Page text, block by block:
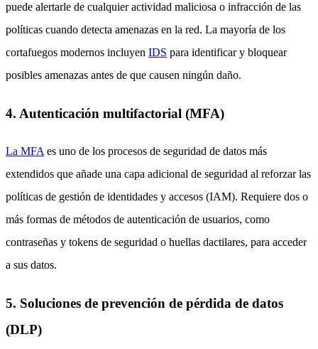
puede alertarle de cualquier actividad maliciosa o infracción de las
políticas cuando detecta amenazas en la red. La mayoría de los
cortafuegos modernos incluyen IDS para identificar y bloquear
posibles amenazas antes de que causen ningún daño.
4. Autenticación multifactorial (MFA)
La MFA es uno de los procesos de seguridad de datos más
extendidos que añade una capa adicional de seguridad al reforzar las
políticas de gestión de identidades y accesos (IAM). Requiere dos o
más formas de métodos de autenticación de usuarios, como
contraseñas y tokens de seguridad o huellas dactilares, para acceder
a sus datos.
5. Soluciones de prevención de pérdida de datos
(DLP)